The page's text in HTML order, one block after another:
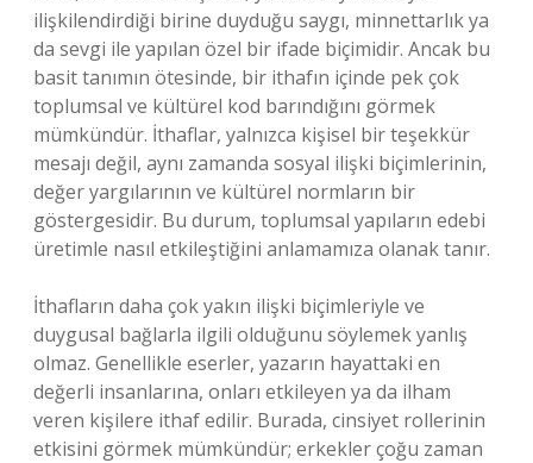
ilişkilendirdiği birine duyduğu saygı, minnettarlık ya
da sevgi ile yapılan özel bir ifade biçimidir. Ancak bu
basit tanımın ötesinde, bir ithafın içinde pek çok
toplumsal ve kültürel kod barındığını görmek
mümkündür. İthaflar, yalnızca kişisel bir teşekkür
mesajı değil, aynı zamanda sosyal ilişki biçimlerinin,
değer yargılarının ve kültürel normların bir
göstergesidir. Bu durum, toplumsal yapıların edebi
üretimle nasıl etkileştiğini anlamamıza olanak tanır.
İthafların daha çok yakın ilişki biçimleriyle ve
duygusal bağlarla ilgili olduğunu söylemek yanlış
olmaz. Genellikle eserler, yazarın hayattaki en
değerli insanlarına, onları etkileyen ya da ilham
veren kişilere ithaf edilir. Burada, cinsiyet rollerinin
etkisini görmek mümkündür; erkekler çoğu zaman